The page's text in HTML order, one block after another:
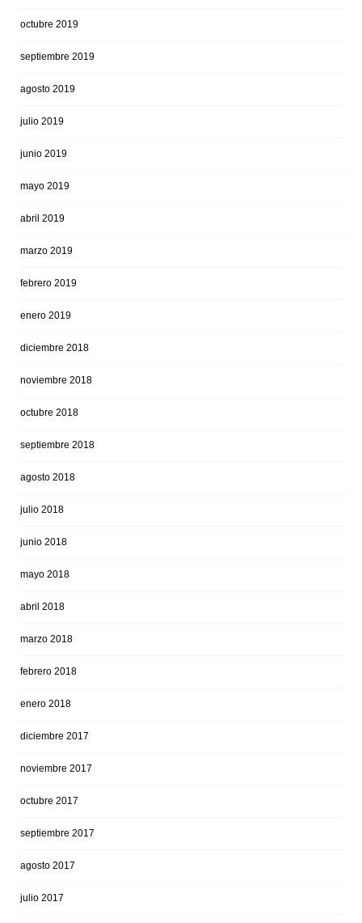
octubre 2019
septiembre 2019
agosto 2019
julio 2019
junio 2019
mayo 2019
abril 2019
marzo 2019
febrero 2019
enero 2019
diciembre 2018
noviembre 2018
octubre 2018
septiembre 2018
agosto 2018
julio 2018
junio 2018
mayo 2018
abril 2018
marzo 2018
febrero 2018
enero 2018
diciembre 2017
noviembre 2017
octubre 2017
septiembre 2017
agosto 2017
julio 2017